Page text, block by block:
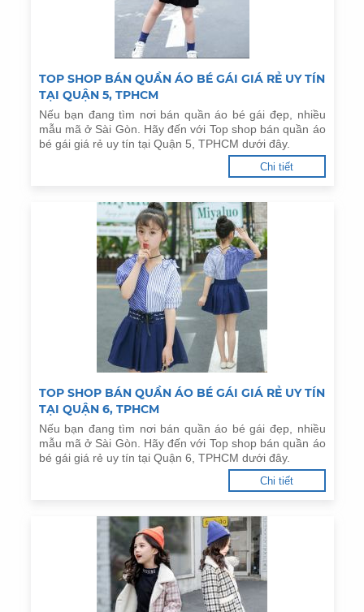
TOP SHOP BÁN QUẦN ÁO BÉ GÁI GIÁ RẺ UY TÍN
TẠI QUẬN 5, TPHCM
Nếu bạn đang tìm nơi bán quần áo bé gái đẹp, nhiều
mẫu mã ở Sài Gòn. Hãy đến với Top shop bán quần áo
bé gái giá rẻ uy tín tại Quận 5, TPHCM dưới đây.
Chi tiết
TOP SHOP BÁN QUẦN ÁO BÉ GÁI GIÁ RẺ UY TÍN
TẠI QUẬN 6, TPHCM
Nếu bạn đang tìm nơi bán quần áo bé gái đẹp, nhiều
mẫu mã ở Sài Gòn. Hãy đến với Top shop bán quần áo
bé gái giá rẻ uy tín tại Quận 6, TPHCM dưới đây.
Chi tiết